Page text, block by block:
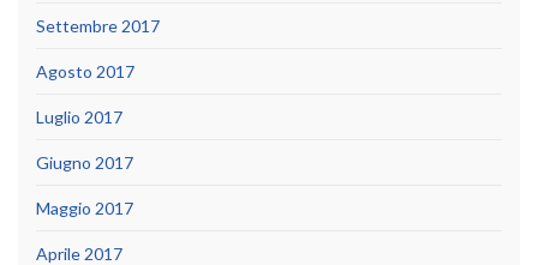
Settembre 2017
Agosto 2017
Luglio 2017
Giugno 2017
Maggio 2017
Aprile 2017